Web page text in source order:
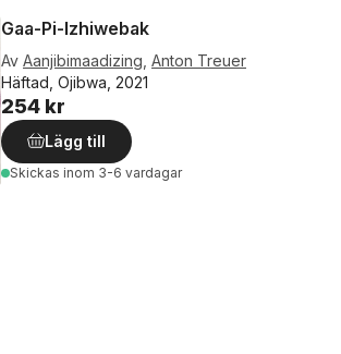
Gaa-Pi-Izhiwebak
Av Aanjibimaadizing Anton Treuer
Häftad, Ojibwa, 2021
254 kr
Lägg till
Skickas inom 3-6 vardagar